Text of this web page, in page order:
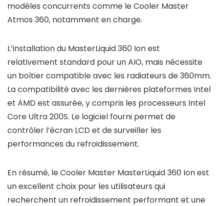
modèles concurrents comme le Cooler Master
Atmos 360, notamment en charge.
L’installation du MasterLiquid 360 Ion est
relativement standard pour un AIO, mais nécessite
un boîtier compatible avec les radiateurs de 360mm.
La compatibilité avec les dernières plateformes Intel
et AMD est assurée, y compris les processeurs Intel
Core Ultra 200S. Le logiciel fourni permet de
contrôler l’écran LCD et de surveiller les
performances du refroidissement.
En résumé, le Cooler Master MasterLiquid 360 Ion est
un excellent choix pour les utilisateurs qui
recherchent un refroidissement performant et une